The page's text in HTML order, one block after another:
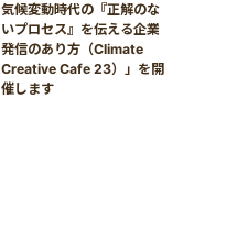
気候変動時代の『正解のな
いプロセス』を伝える企業
発信のあり方（Climate
Creative Cafe 23）」を開
催します